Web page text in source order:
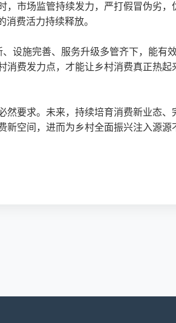
市场监管持续发力，严打假冒伪劣，
消费活力持续释放。
设施完善、服务升级多管齐下，能有
费发力点，才能让乡村消费真正热
要求。未来，持续培育消费新业态
空间，进而为乡村全面振兴注入源源